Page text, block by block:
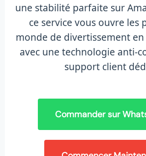
une stabilité parfaite sur
ce service vous ouvre les
monde de divertissement en
avec une technologie anti-
support client
Commander sur